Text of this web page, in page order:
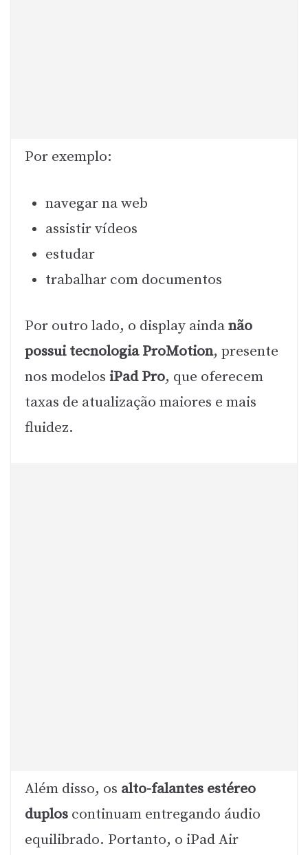
Por exemplo:
navegar na web
assistir vídeos
estudar
trabalhar com documentos
Por outro lado, o display aindanão
possui tecnologia ProMotion, presente
nos modelos iPad Pro, que oferecem
taxas de atualização maiores e mais
fluidez.
Além disso, os alto-falantes estéreo
duplos continuam entregando áudio
equilibrado. Portanto, o iPad Air